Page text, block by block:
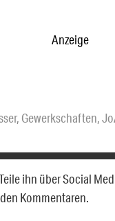
Anzeige
, Gewerkschaften,
ihn über Social
Kommentaren.